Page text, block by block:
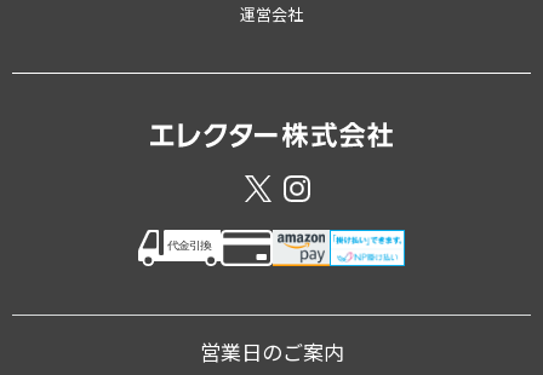
運営会社
営業日のご案内